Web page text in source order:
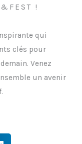
!
qui
clés pour
Venez
un avenir